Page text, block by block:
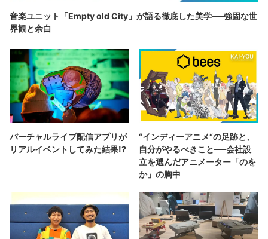
音楽ユニット「Empty old City」が語る徹底した美学──強固な世
界観と余白
バーチャルライブ配信アプリが
リアルイベントしてみた結果!?
“インディーアニメ“の足跡と、
自分がやるべきこと──会社設
立を選んだアニメーター「のを
か」の胸中